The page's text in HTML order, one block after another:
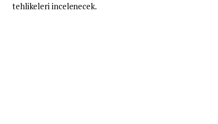
tehlikeleri incelenecek.